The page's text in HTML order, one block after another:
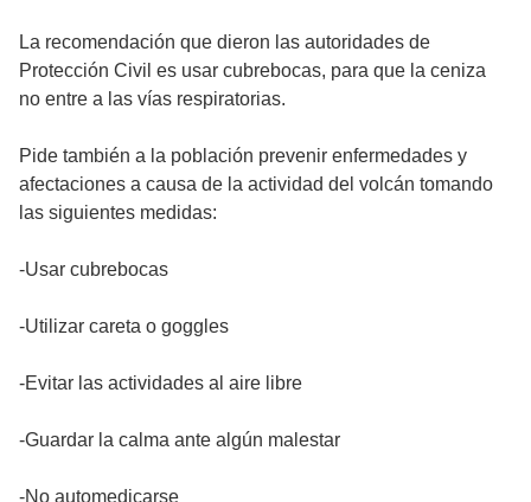
La recomendación que dieron las autoridades de
Protección Civil es usar cubrebocas, para que la ceniza
no entre a las vías respiratorias.
Pide también a la población prevenir enfermedades y
afectaciones a causa de la actividad del volcán tomando
las siguientes medidas:
-Usar cubrebocas
-Utilizar careta o goggles
-Evitar las actividades al aire libre
-Guardar la calma ante algún malestar
-No automedicarse